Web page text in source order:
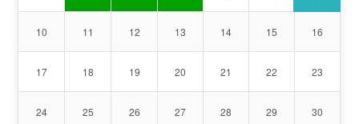
10 11 12 13 14 15 16
17 18 19 20 21 22 23
24 25 26 27 28 29 30